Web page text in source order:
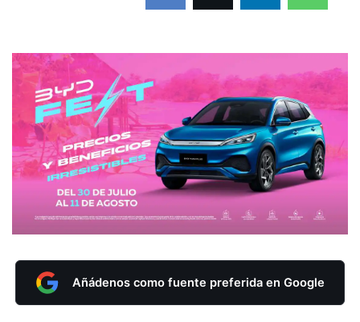
Añádenos como fuente preferida en Google